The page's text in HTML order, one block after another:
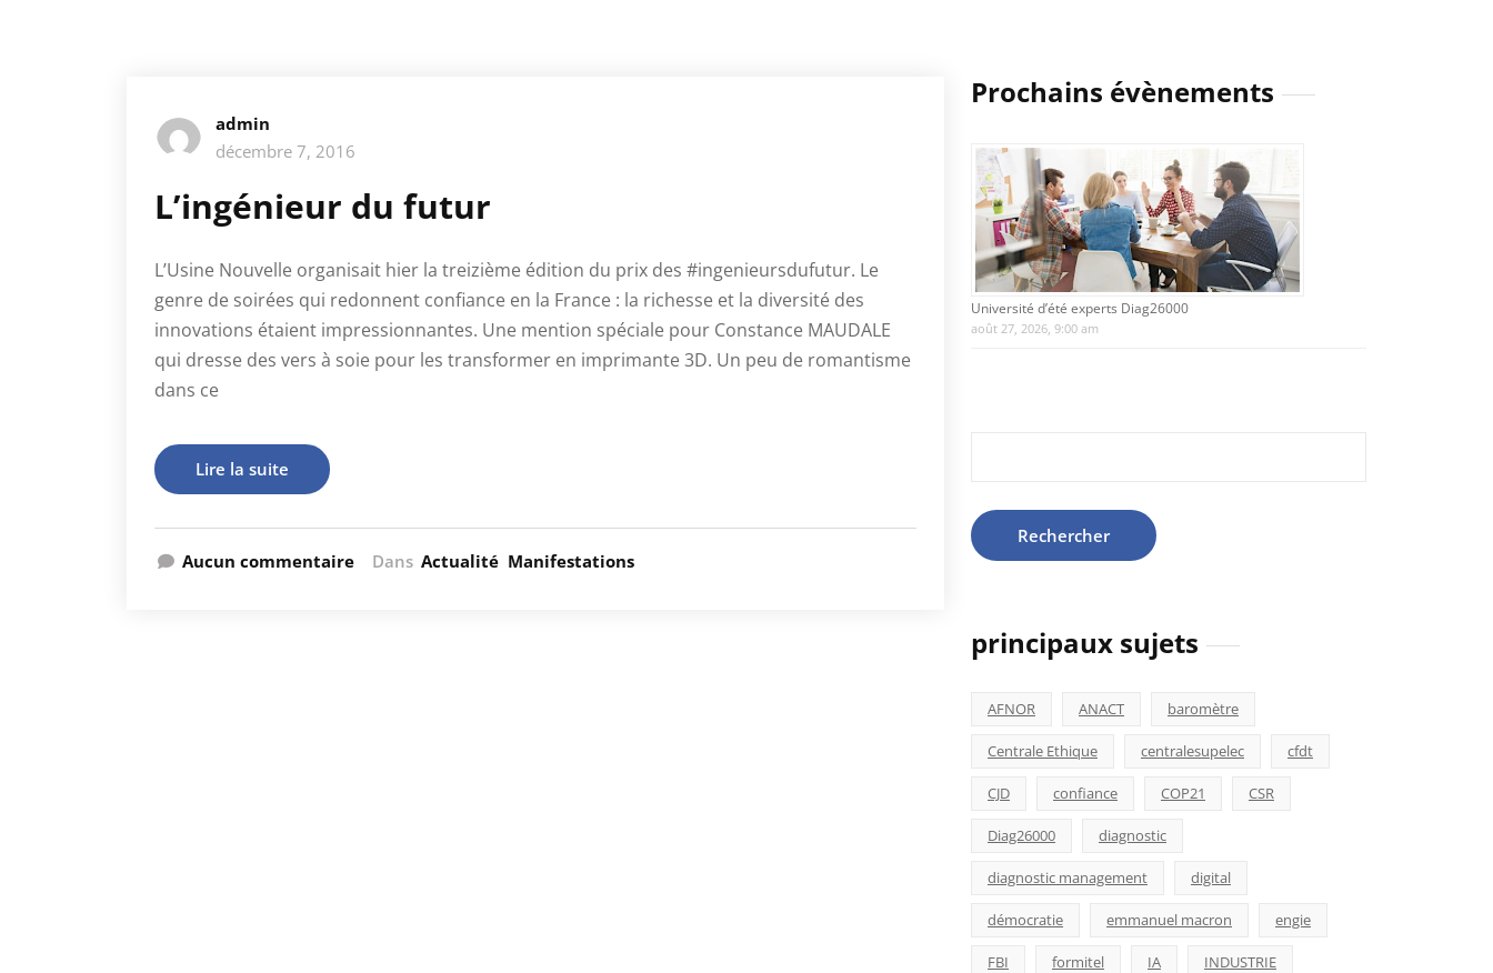
admin
décembre 7, 2016
L’ingénieur du futur
L’Usine Nouvelle organisait hier la treizième édition du prix des #ingenieursdufutur. Le
genre de soirées qui redonnent confiance en la France : la richesse et la diversité des
innovations étaient impressionnantes. Une mention spéciale pour Constance MAUDALE
qui dresse des vers à soie pour les transformer en imprimante 3D. Un peu de romantisme
dans ce
Lire la suite
Aucun commentaire Dans Actualité Manifestations
Prochains évènements
Université d’été experts Diag26000
août 27, 2026, 9:00 am
principaux sujets
AFNOR ANACT baromètre
Centrale Ethique centralesupelec cfdt
CJD confiance COP21 CSR
Diag26000 diagnostic
diagnostic management digital
démocratie emmanuel macron engie
FBI formitel IA INDUSTRIE